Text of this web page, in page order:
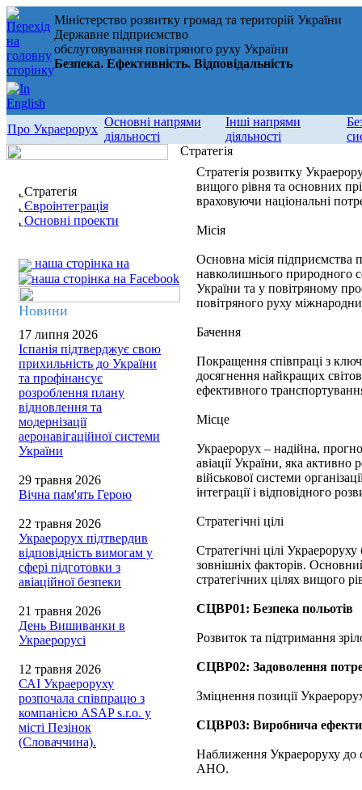
Міністерство розвитку громад та територій України
Державне підприємство
обслуговування повітряного руху України
Безпека. Ефективність. Відповідальність
Про Украерорух
Основні напрями
діяльності
Інші напрями
діяльності
Стратегія
Євроінтеграція
Основні проекти
наша сторінка на
Новини
17 липня 2026
Іспанія підтверджує свою
прихильність до України
та профінансує
розроблення плану
відновлення та
модернізації
аеронавігаційної системи
України
29 травня 2026
Вічна пам'ять Герою
22 травня 2026
Украерорух підтвердив
відповідність вимогам у
сфері підготовки з
авіаційної безпеки
21 травня 2026
День Вишиванки в
Украерорусі
12 травня 2026
САІ Украероруху
розпочала співпрацю з
компанією ASAP s.r.o. у
місті Пезінок
(Словаччина).
Стратегія
Стратегія розвитку
вищого рівня та основних
враховуючи національні
Місія
Основна місія підприємства
навколишнього природного
України та у повітряному
повітряного руху
Бачення
Покращення співпраці з
досягнення найкращих
ефективного
Місце
Украерорух – надійна,
авіації України, яка
військової системи
інтеграції і відповідного
Стратегічні цілі
Стратегічні цілі
зовнішніх факторів.
стратегічних цілях вищого
СЦВР01: Безпека польотів
Розвиток та підтримання
СЦВР02: Задоволення
Зміцнення позиції
СЦВР03: Виробнича
Наближення Украероруху до
АНО.